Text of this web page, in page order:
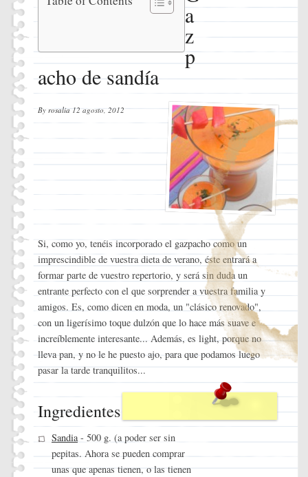
de sandía
Ingredientes
a
z
p
acho de sandía
By rosalia12 agosto, 2012
Si, como yo, tenéis incorporado el gazpacho como un
imprescindible de vuestra dieta de verano, éste entrará a
formar parte de vuestro repertorio, y será sin duda un
entrante perfecto con el que sorprender a vuestra familia y
amigos. Es, como dicen en moda, un "clásico renovado",
con un ligerísimo toque dulzón que lo hace más suave e
increíblemente interesante... Además, es light, porque no
lleva pan, y no le he puesto ajo, para que podamos luego
pasar la tarde tranquilitos...
Ingredientes
Sandia- 500 g. (a poder ser sin
pepitas. Ahora se pueden comprar
unas que apenas tienen, o las tienen